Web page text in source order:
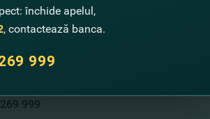
ne
999
închide apelul,
, contactează banca.
999